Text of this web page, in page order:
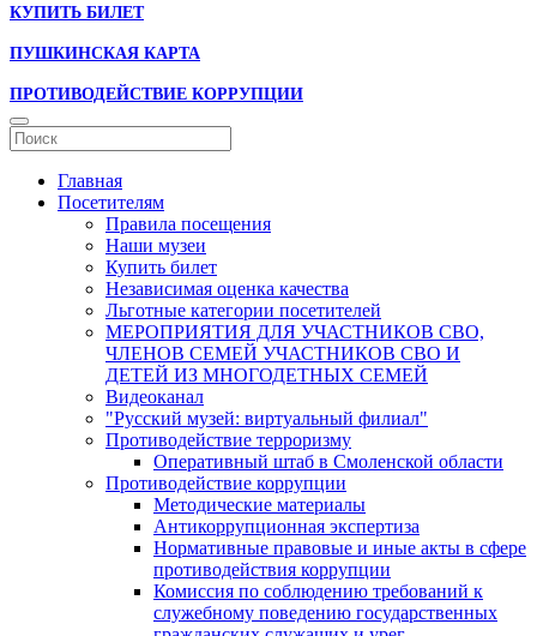
КУПИТЬ БИЛЕТ
ПУШКИНСКАЯ КАРТА
ПРОТИВОДЕЙСТВИЕ КОРРУПЦИИ
Главная
Посетителям
Правила посещения
Наши музеи
Купить билет
Независимая оценка качества
Льготные категории посетителей
МЕРОПРИЯТИЯ ДЛЯ УЧАСТНИКОВ СВО,
ЧЛЕНОВ СЕМЕЙ УЧАСТНИКОВ СВО И
ДЕТЕЙ ИЗ МНОГОДЕТНЫХ СЕМЕЙ
Видеоканал
"Русский музей: виртуальный филиал"
Противодействие терроризму
Оперативный штаб в Смоленской области
Противодействие коррупции
Методические материалы
Антикоррупционная экспертиза
Нормативные правовые и иные акты в сфере
противодействия коррупции
Комиссия по соблюдению требований к
служебному поведению государственных